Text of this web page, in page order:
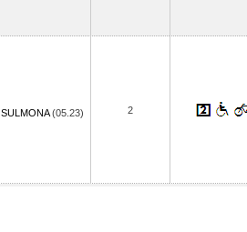
SULMONA(05.23) 2